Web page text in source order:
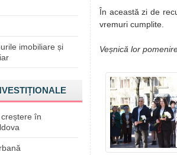
imobiliare și
în
În această zi de
vremuri cumplite.
Veșnică lor